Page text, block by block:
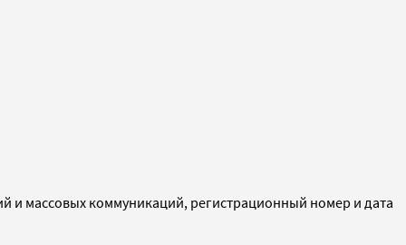
и массовых коммуникаций, регистрационный номер и дата